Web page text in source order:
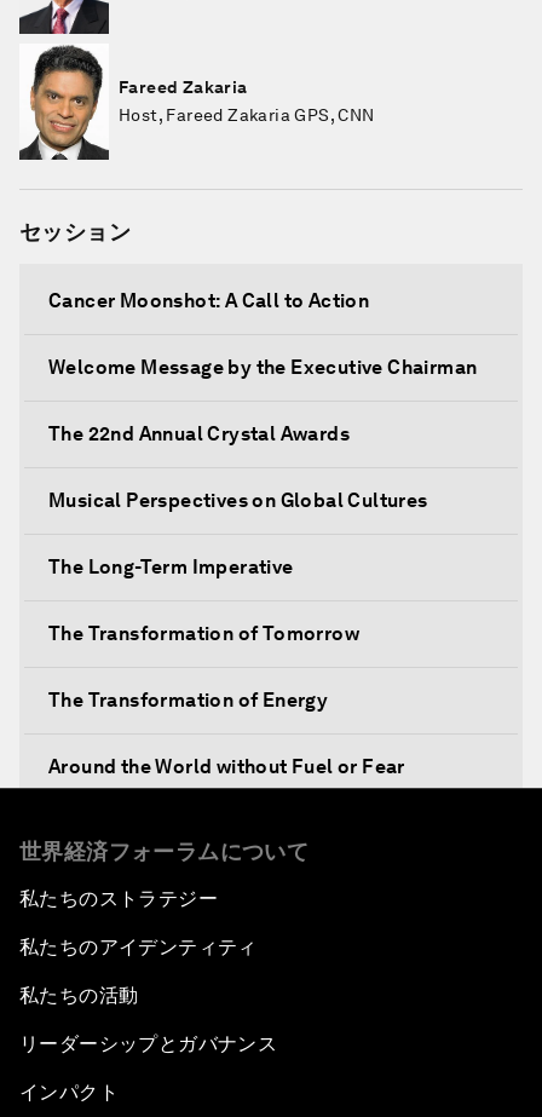
Fareed Zakaria
Host, Fareed Zakaria GPS, CNN
セッション
Cancer Moonshot: A Call to Action
Welcome Message by the Executive Chairman
The 22nd Annual Crystal Awards
Musical Perspectives on Global Cultures
The Long-Term Imperative
The Transformation of Tomorrow
The Transformation of Energy
Around the World without Fuel or Fear
A New Climate for Doing Business
Issue Briefing: Diversity Barriers in Emerging
Markets
世界経済フォーラムについて
私たちのストラテジー
私たちのアイデンティティ
私たちの活動
リーダーシップとガバナンス
インパクト